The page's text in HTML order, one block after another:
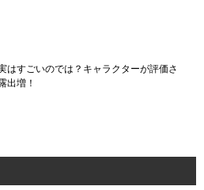
はすごいのでは？キャラクターが評価さ
出増！